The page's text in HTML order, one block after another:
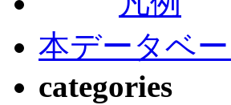
本データベ
categories